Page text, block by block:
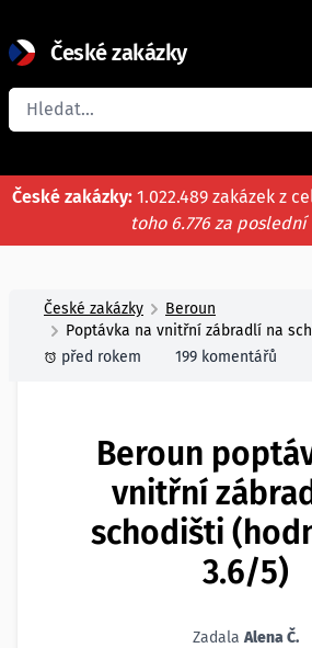
České zakázky
Registrace firmy
České zakázky: 1.022.489 zakázek z
toho 6.776 za
České zakázky
Beroun
Poptávka na vnitřní zábradlí na
před rokem
199 komentářů
Beroun
vnitřní
schodišti
3.6/5)
Zadala Alena Č.